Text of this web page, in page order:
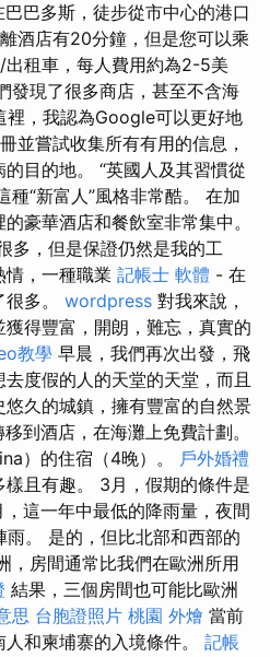
巴巴多斯，徒步從市中心的港口
酒店有20分鐘，但是您可以乘
/出租車，每人費用約為2-5美
發現了很多商店，甚至不含海
裡，我認為Google可以更好地
並嘗試收集所有有用的信息，
目的地。 “英國人及其習慣從
種“新富人”風格非常酷。 在加
豪華酒店和餐飲室非常集中。
多，但是保證仍然是我的工
，一種職業 記帳士 軟體 - 在
多。 wordpress 對我來說，
得豐富，開朗，難忘，真實的
教學 早晨，我們再次出發，飛
度假的人的天堂的天堂，而且
久的城鎮，擁有豐富的自然景
到酒店，在海灘上免費計劃。
）的住宿（4晚）。 戶外婚禮
且有趣。 3月，假期的條件是
這一年中最低的降雨量，夜間
。 是的，但比北部和西部的
，房間通常比我們在歐洲所用
結果，三個房間也可能比歐洲
思 台胞證照片 桃園 外燴 當前
和柬埔寨的入境條件。 記帳